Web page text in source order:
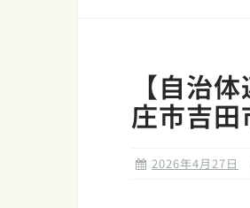
【自治
庄市吉
2026年4月27日